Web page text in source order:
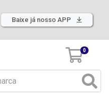
Baixe já nosso APP
0